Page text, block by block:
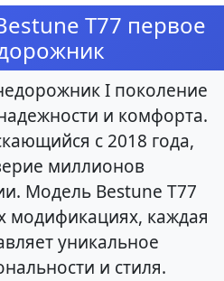
T77 первое
I поколение
и комфорта.
с 2018 года,
миллионов
Модель Bestune T77
модификациях, каждая
уникальное
и стиля.